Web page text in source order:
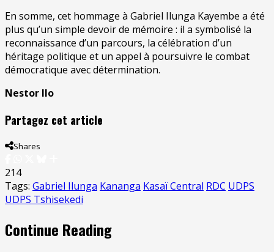
En somme, cet hommage à Gabriel Ilunga Kayembe a été
plus qu’un simple devoir de mémoire : il a symbolisé la
reconnaissance d’un parcours, la célébration d’un
héritage politique et un appel à poursuivre le combat
démocratique avec détermination.
Nestor Ilo
Partagez cet article
Shares
214
Tags: Gabriel Ilunga Kananga Kasaï Central RDC UDPS
UDPS Tshisekedi
Continue Reading